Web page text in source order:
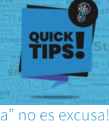
no es excusa!